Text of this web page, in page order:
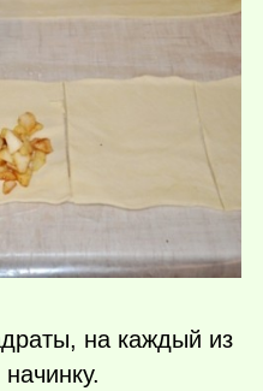
на каждый из